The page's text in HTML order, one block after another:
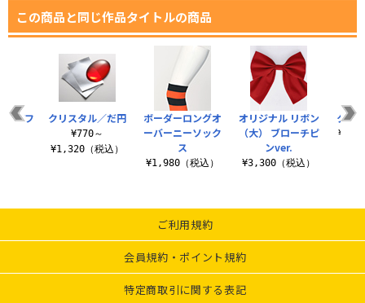
この商品と同じ作品タイトルの商品
ボーダーロングオ
ーバーニーソック
ス
¥1,980（税込）
オリジナル リボン
（大） ブローチピ
ンver.
¥3,300（税込）
クッ
フ
クリスタル／だ円
¥770～
¥1,320（税込）
ご利用規約
会員規約・ポイント規約
特定商取引に関する表記